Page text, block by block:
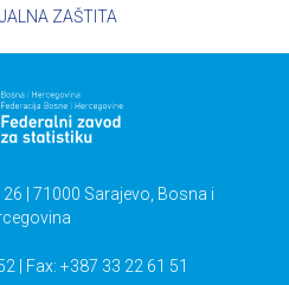
ZAŠTITA
| 71000 Sarajevo, Bosna i
| Fax: +387 33 22 61 51